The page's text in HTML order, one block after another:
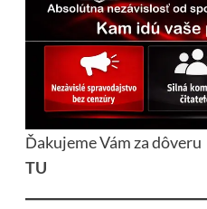
Ďakujeme Vám za dôveru
TU